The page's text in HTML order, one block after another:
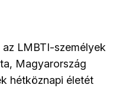
LMBTI-személyek
Magyarország
hétköznapi életét